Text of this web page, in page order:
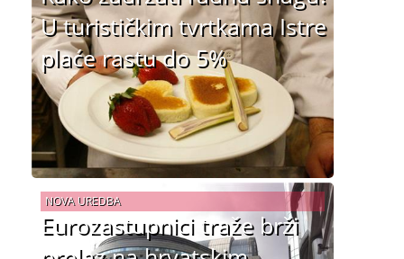
U turističkim tvrtkama Istre
plaće rastu do 5%
Eurozastupnici traže brži
NOVA UREDBA